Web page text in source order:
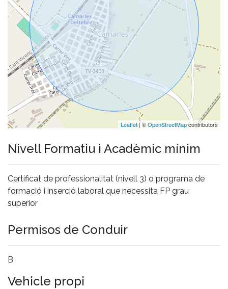
Leaflet | ©OpenStreetMapcontributors
Nivell Formatiu i Acadèmic mínim
Certificat de professionalitat (nivell 3) o programa de
formació i inserció laboral que necessita FP grau
superior
Permisos de Conduir
B
Vehicle propi